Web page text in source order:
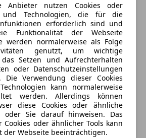
Anbieter nutzen Cookies oder
und Technologien, die für die
erforderlich sind und
Funktionalität der Webseite
werden normalerweise als Folge
genutzt, um wichtige
Setzen und Aufrechterhalten
oder Datenschutzeinstellungen
Die Verwendung dieser Cookies
kann normalerweise
werden. Allerdings können
diese Cookies oder ähnliche
oder Sie darauf hinweisen. Das
Cookies oder ähnlicher Tools kann
der Webseite beeinträchtigen.